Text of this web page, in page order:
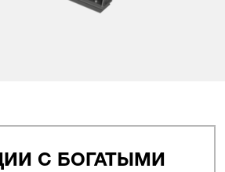
С БОГАТЫМИ